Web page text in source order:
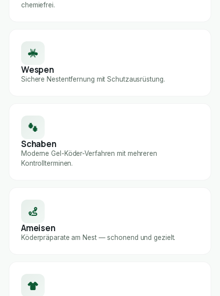
chemiefrei.
Wespen
Sichere Nestentfernung mit Schutzausrüstung.
Schaben
Moderne Gel-Köder-Verfahren mit mehreren
Kontrollterminen.
Ameisen
Köderpräparate am Nest — schonend und gezielt.